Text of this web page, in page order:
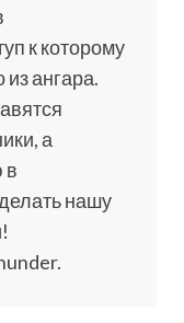
к которому
ангара.
а
в
нашу